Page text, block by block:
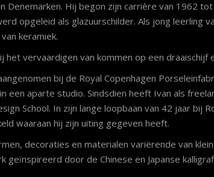
Denemarken. Hij begon zijn carrière van 1962
opgeleid als glazuurschilder. Als jong leerling
keramiek.
vervaardigen van kommen op een draaischijf
bij de Royal Copenhagen
een aparte studio. Sindsdien heeft Ivan als
School. In zijn lange loopbaan van 42 jaar bij
waaraan hij zijn uiting gegeven heeft.
decoraties en materialen variërende van
door de Chinese en Japanse